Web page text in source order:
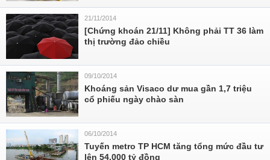
21/11/2014
[Chứng khoán 21/11] Không phải TT 36 làm
thị trường đảo chiều
09/10/2014
Khoáng sản Visaco dư mua gần 1,7 triệu
cổ phiếu ngày chào sàn
06/10/2014
Tuyến metro TP HCM tăng tổng mức đầu tư
lên 54.000 tỷ đồng